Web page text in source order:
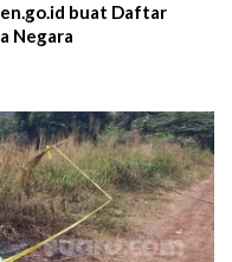
buat Daftar
Negara